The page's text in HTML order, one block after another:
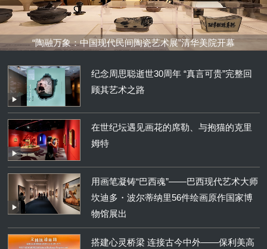
“陶融万象：中国现代民间陶瓷艺术展”清华美院开幕
纪念周思聪逝世30周年 “真言可贵”完整回
顾其艺术之路
在世纪坛遇见画花的席勒、与抱猫的克里
姆特
用画笔凝铸“巴西魂”——巴西现代艺术大师
坎迪多・波尔蒂纳里56件绘画原作国家博
物馆展出
搭建心灵桥梁 连接古今中外——保利美高